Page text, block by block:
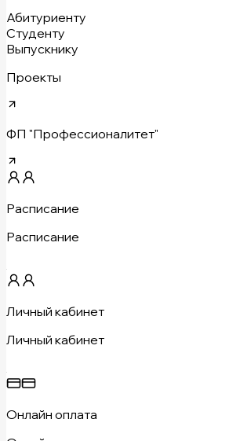
Абитуриенту
Студенту
Выпускнику
Проекты
ФП "Профессионалитет"
Расписание
Расписание
Личный кабинет
Личный кабинет
Онлайн оплата